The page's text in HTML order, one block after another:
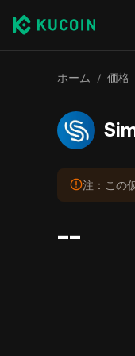
ホーム / 価格
注：この
--